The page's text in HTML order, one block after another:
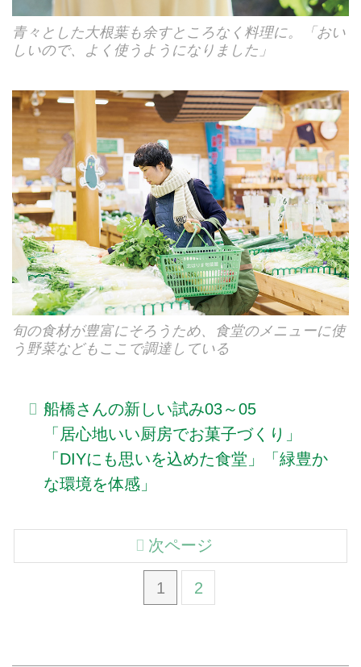
青々とした大根葉も余すところなく料理に。「おい
しいので、よく使うようになりました」
旬の食材が豊富にそろうため、食堂のメニューに使
う野菜などもここで調達している
船橋さんの新しい試み03～05
「居心地いい厨房でお菓子づくり」
「DIYにも思いを込めた食堂」「緑豊か
な環境を体感」
1 2
次ページ